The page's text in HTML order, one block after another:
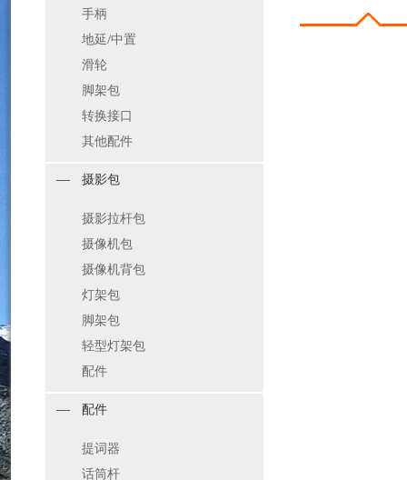
手柄
地延/中置
滑轮
脚架包
转换接口
其他配件
摄影包
摄影拉杆包
摄像机包
摄像机背包
灯架包
脚架包
轻型灯架包
配件
配件
提词器
话筒杆